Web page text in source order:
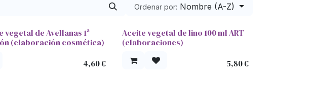
Ordenar por: Nombre (A-Z)
vegetal de Avellanas 1ª
(elaboración cosmética)
4,60€
Aceite vegetal de lino 100 ml ART
(elaboraciones)
5,80€